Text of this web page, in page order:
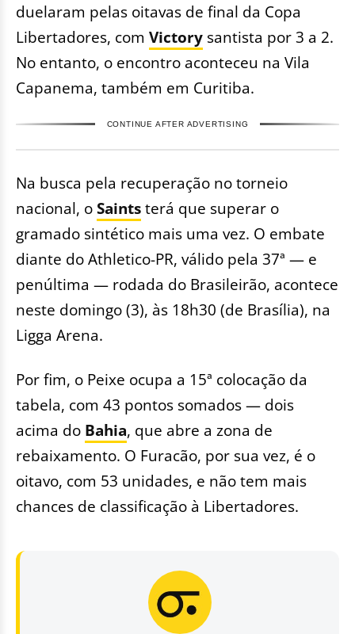
duelaram pelas oitavas de final da Copa
Libertadores, com Victory santista por 3 a 2.
No entanto, o encontro aconteceu na Vila
Capanema, também em Curitiba.
CONTINUE AFTER ADVERTISING
Na busca pela recuperação no torneio
nacional, oSaintsterá que superar o
gramado sintético mais uma vez. O embate
diante do Athletico-PR, válido pela 37ª — e
penúltima — rodada do Brasileirão, acontece
neste domingo (3), às 18h30 (de Brasília), na
Ligga Arena.
Por fim, o Peixe ocupa a 15ª colocação da
tabela, com 43 pontos somados — dois
acima do Bahia, que abre a zona de
rebaixamento. O Furacão, por sua vez, é o
oitavo, com 53 unidades, e não tem mais
chances de classificação à Libertadores.